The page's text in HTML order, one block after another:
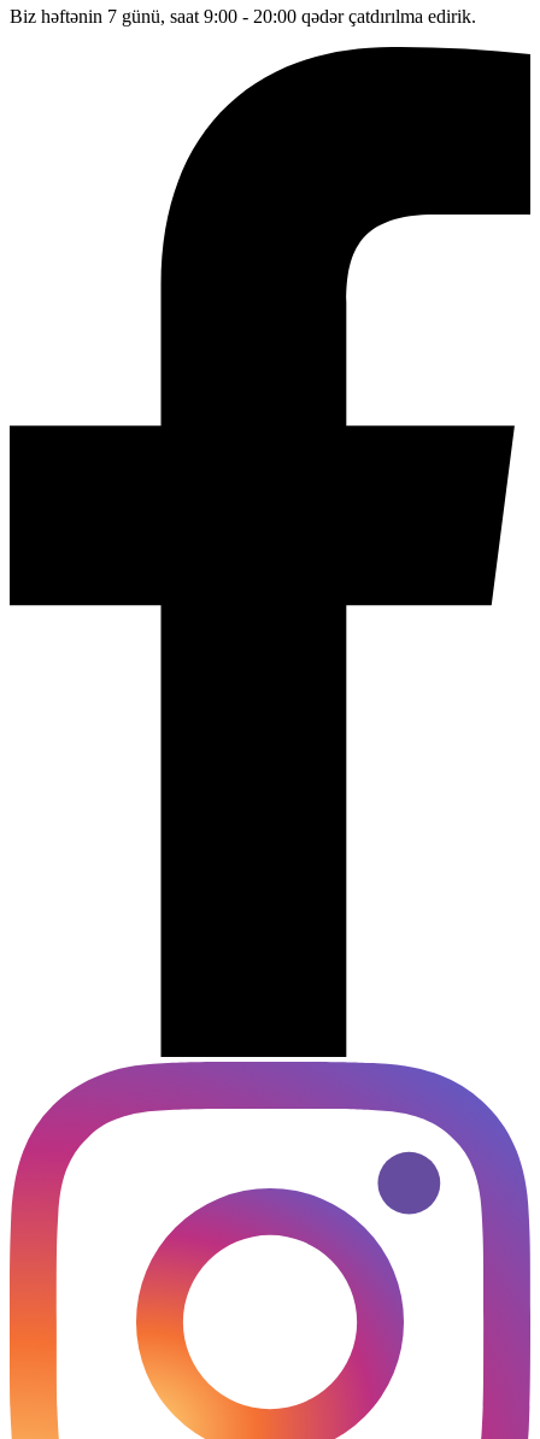
Biz həftənin 7 günü, saat 9:00 - 20:00 qədər çatdırılma edirik.